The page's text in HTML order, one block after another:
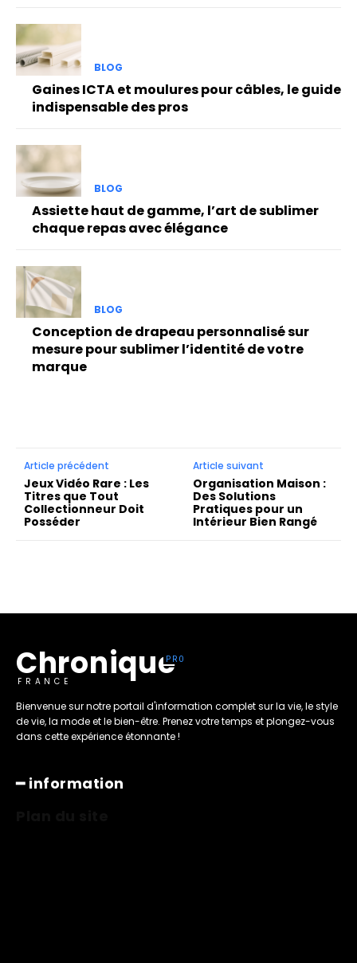
BLOG
Gaines ICTA et moulures pour câbles, le guide
indispensable des pros
BLOG
Assiette haut de gamme, l’art de sublimer
chaque repas avec élégance
BLOG
Conception de drapeau personnalisé sur
mesure pour sublimer l’identité de votre
marque
Article précédent
Jeux Vidéo Rare : Les
Titres que Tout
Collectionneur Doit
Posséder
Article suivant
Organisation Maison :
Des Solutions
Pratiques pour un
Intérieur Bien Rangé
Chronique
FRANCE
Bienvenue sur notre portail d'information complet sur la vie, le style
de vie, la mode et le bien-être. Prenez votre temps et plongez-vous
dans cette expérience étonnante !
━ information